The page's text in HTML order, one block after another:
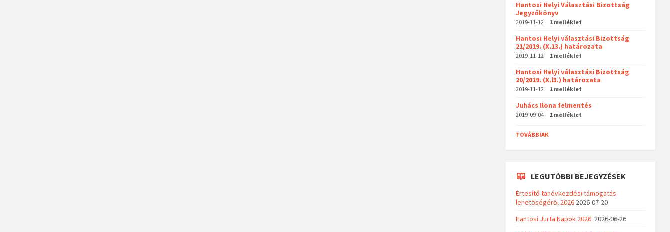
Hantosi Helyi Választási Bizottság
Jegyzőkönyv
2019-11-12 1 melléklet
Hantosi Helyi választási Bizottság
21/2019. (X.13.) határozata
2019-11-12 1 melléklet
Hantosi Helyi választási Bizottság
20/2019. (X.l3.) határozata
2019-11-12 1 melléklet
Juhács Ilona felmentés
2019-09-04 1 melléklet
TOVÁBBIAK
LEGUTÓBBI BEJEGYZÉSEK
Értesítő tanévkezdési támogatás
lehetőségéről 2026 2026-07-20
Hantosi Jurta Napok 2026. 2026-06-26